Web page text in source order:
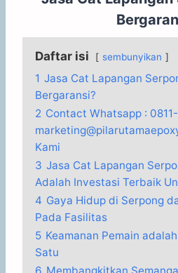
Daftar isi sembunyikan
1 Jasa Cat Lapangan
Bergaransi?
2 Contact Whatsapp :
Kami
3 Jasa Cat Lapangan
Adalah Investasi Terbaik
4 Gaya Hidup di Serpong
Pada Fasilitas
5 Keamanan Pemain
Satu